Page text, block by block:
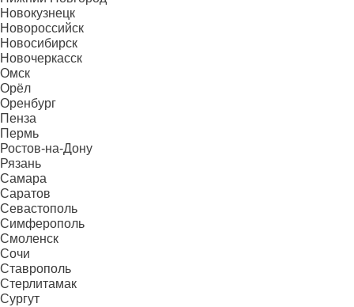
Новокузнецк
Новороссийск
Новосибирск
Новочеркасск
Омск
Орёл
Оренбург
Пенза
Пермь
Ростов-на-Дону
Рязань
Самара
Саратов
Севастополь
Симферополь
Смоленск
Сочи
Ставрополь
Стерлитамак
Сургут